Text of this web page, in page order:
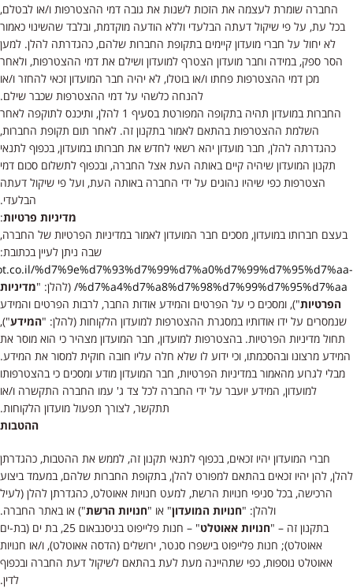
החברה שומרת לעצמה את הזכות לשנות את גובה דמי ההצטרפות ו/או לבטלם,
בכל עת, על פי שיקול דעתה הבלעדי וללא הודעה מוקדמת, ובלבד שהשינוי כאמור
לא יחול על חברי מועדון קיימים בתקופת החברות שלהם, כהגדרתה להלן. למען
הסר ספק, במידה וחבר מועדון הצטרף למועדון ושילם את דמי ההצטרפות, ולאחר
מכן דמי ההצטרפות פחתו ו/או בוטלו, לא יהיה חבר המועדון זכאי להחזר ו/או
להנחה כלשהי על דמי ההצטרפות שכבר שילם.
החברות במועדון תהיה בתקופה המפורטת בסעיף ‎1 להלן, ותיכנס לתוקפה לאחר
השלמת ההצטרפות בהתאם לאמור בתקנון זה. לאחר תום תקופת החברות,
כהגדרתה להלן, חבר מועדון יהא רשאי לחדש את חברותו במועדון, בכפוף לתנאי
תקנון המועדון שיהיה קיים באותה העת אצל החברה, ובכפוף לתשלום סכום דמי
הצטרפות כפי שיהיו נהוגים על ידי החברה באותה העת, ועל פי שיקול דעתה
הבלעדי.
מדיניות פרטיות:
בעצם חברותו במועדון, מסכים חבר המועדון לאמור במדיניות הפרטיות של החברה,
שבה ניתן לעיין בכתובת:
%d7%9e%d7%93%d7%99%d7%a0%d7%99%d7%95%d7%aa-
%d7%a4%d7%a8%d7%98%d7%99%d7%95%d7%aa/ (להלן: "מדיניות
הפרטיות"), ומסכים כי על הפרטים והמידע אודות החבר, לרבות הפרטים והמידע
שנמסרים על ידו אודותיו במסגרת ההצטרפות למועדון הלקוחות (להלן: "המידע"),
תחול מדיניות הפרטיות. בהצטרפות למועדון, חבר המועדון מצהיר כי הוא מוסר את
המידע מרצונו ובהסכמתו, וכי ידוע לו שלא חלה עליו חובה חוקית למסור את המידע.
מבלי לגרוע מהאמור במדיניות הפרטיות, חבר המועדון מודע ומסכים כי בהצטרפותו
למועדון, המידע יועבר על ידי החברה לכל צד ג' עמו החברה התקשרה ו/או
תתקשר, לצורך תפעול מועדון הלקוחות.
ההטבות
חברי המועדון יהיו זכאים, בכפוף לתנאי תקנון זה, לממש את ההטבות, כהגדרתן
להלן, להן יהיו זכאים בהתאם למפורט להלן, בתקופת החברות שלהם, במעמד ביצוע
הרכישה, בכל סניפי חנויות הרשת, למעט חנויות אאוטלט, כהגדרתן להלן (לעיל
ולהלן: "חנויות המועדון" או "חנויות הרשת") או באתר החברה.
בתקנון זה – "חנויות אאוטלט
" – חנות פלייפוט בניסנבאום 25, בת ים (בת-ים
אאוטלט); חנות פלייפוט בישפרו סנטר, ירושלים (הדסה אאוטלט), ו/או חנויות
אאוטלט נוספות, כפי שתהיינה מעת לעת בהתאם לשיקול דעת החברה ובכפוף
לדין.